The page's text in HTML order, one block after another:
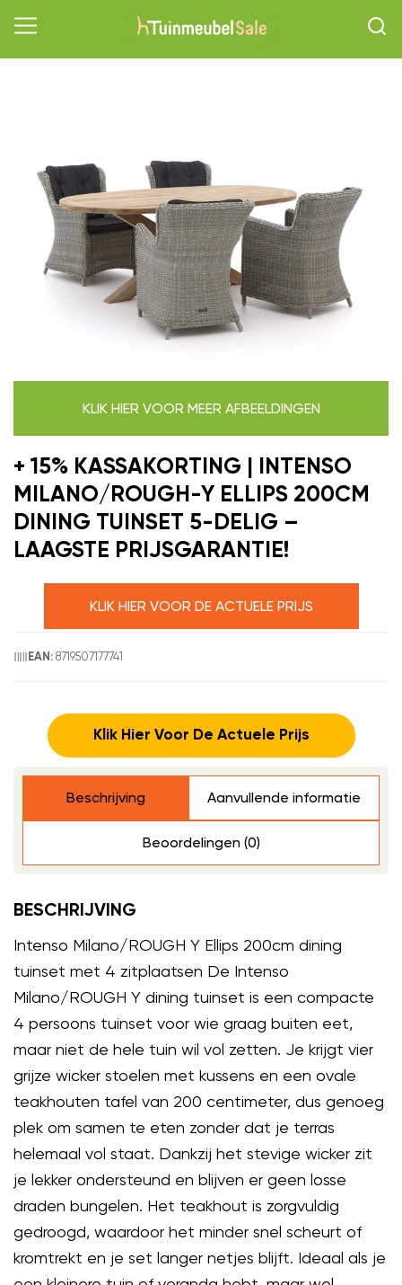
KLIK HIER VOOR MEER AFBEELDINGEN
+ 15% KASSAKORTING | INTENSO
MILANO/ROUGH-Y ELLIPS 200CM
DINING TUINSET 5-DELIG –
LAAGSTE PRIJSGARANTIE!
KLIK HIER VOOR DE ACTUELE PRIJS
EAN: 8719507177741
Klik Hier Voor De Actuele Prijs
Beschrijving Aanvullende informatie
Beoordelingen (0)
BESCHRIJVING
Intenso Milano/ROUGH Y Ellips 200cm dining
tuinset met 4 zitplaatsen De Intenso
Milano/ROUGH Y dining tuinset is een compacte
4 persoons tuinset voor wie graag buiten eet,
maar niet de hele tuin wil vol zetten. Je krijgt vier
grijze wicker stoelen met kussens en een ovale
teakhouten tafel van 200 centimeter, dus genoeg
plek om samen te eten zonder dat je terras
helemaal vol staat. Dankzij het stevige wicker zit
je lekker ondersteund en blijven er geen losse
draden bungelen. Het teakhout is zorgvuldig
gedroogd, waardoor het minder snel scheurt of
kromtrekt en je set langer netjes blijft. Ideaal als je